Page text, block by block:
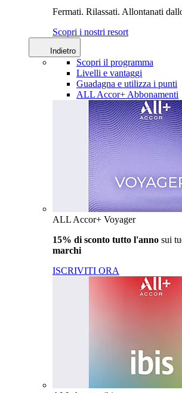
Fermati. Rilassati. Allontanati
Scopri i nostri resort
Indietro
Scopri il programma
Livelli e vantaggi
Guadagna e utilizza i punti
ALL Accor+ Abbonamenti
ALL Accor+ Voyager
15% di sconto tutto l'anno sui
marchi
ISCRIVITI ORA